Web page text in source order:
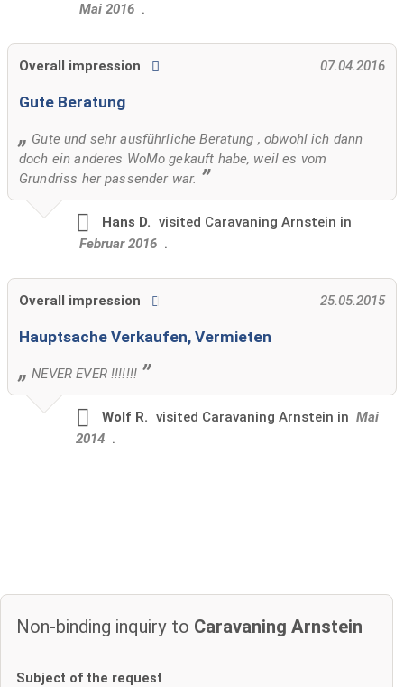
Mai 2016 .
Overall impression 07.04.2016
Gute Beratung
Gute und sehr ausführliche Beratung , obwohl ich dann
doch ein anderes WoMo gekauft habe, weil es vom
Grundriss her passender war.
Hans D. visited Caravaning Arnstein in
Februar 2016 .
Overall impression 25.05.2015
Hauptsache Verkaufen, Vermieten
NEVER EVER !!!!!!!
Wolf R. visited Caravaning Arnstein in Mai
2014 .
Non-binding inquiry to Caravaning Arnstein
Subject of the request